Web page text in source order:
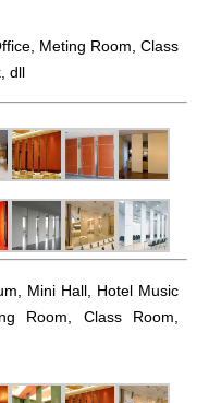
Meting Room, Class
dll
Mini Hall, Hotel Music
Room, Class Room,